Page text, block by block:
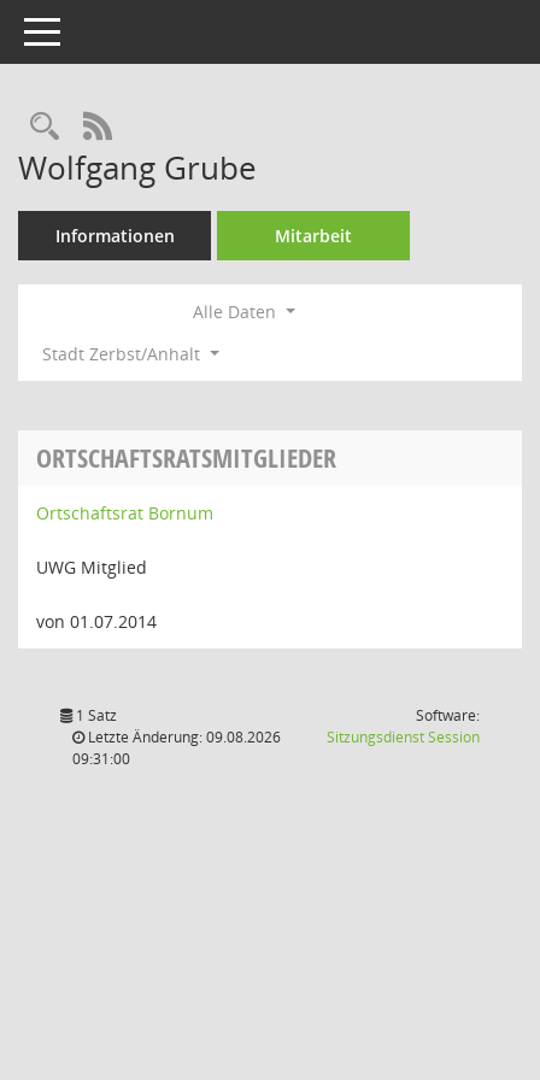
Toggle navigation
Rechercheauswahl
RSS-Feed
Wolfgang Grube
Informationen Mitarbeit
Alle Daten
Stadt Zerbst/Anhalt
ORTSCHAFTSRATSMITGLIEDER
Ortschaftsrat Bornum
UWG Mitglied
von 01.07.2014
1 Satz
Letzte Änderung: 09.08.2026
09:31:00
Software:
SitzungsdienstSession(Wird in